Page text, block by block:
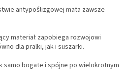
antypoślizgowej mata zawsze
materiał zapobiega rozwojowi
dla pralki, jak i suszarki.
samo bogate i spójne po wielokrotnym